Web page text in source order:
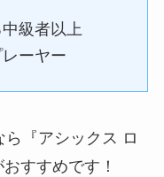
級者以上
ーヤー
『アシックス ロ
すすめです！